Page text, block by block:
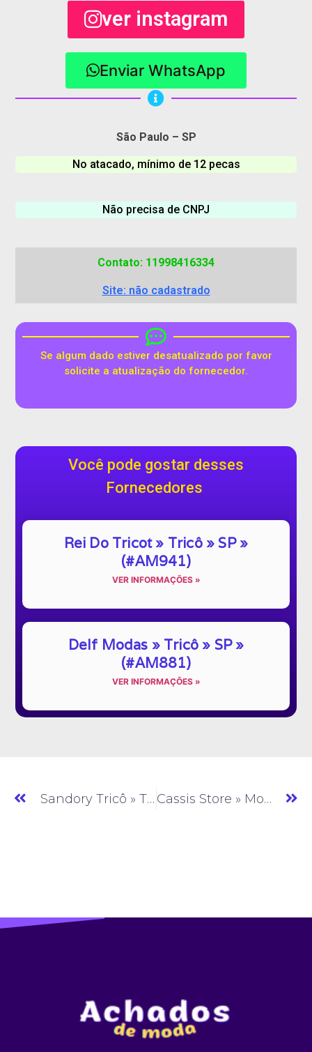
ver instagram
Enviar WhatsApp
São Paulo – SP
No atacado, mínimo de 12 pecas
Não precisa de CNPJ
Contato: 11998416334
Site: não cadastrado
Se algum dado estiver desatualizado por favor
solicite a atualização do fornecedor.
Você pode gostar desses
Fornecedores
Rei Do Tricot » Tricô » SP »
(#AM941)
VER INFORMAÇÕES »
Delf Modas » Tricô » SP »
(#AM881)
VER INFORMAÇÕES »
Sandory Tricô » Tricô » SP » (#AM071) Cassis Store » Moda Feminina » SP » (#AM073)